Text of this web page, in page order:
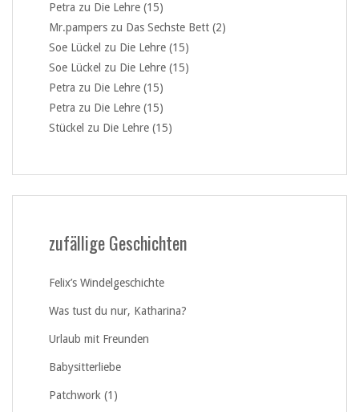
Petra zu Die Lehre (15)
Mr.pampers zu Das Sechste Bett (2)
Soe Lückel zu Die Lehre (15)
Soe Lückel zu Die Lehre (15)
Petra zu Die Lehre (15)
Petra zu Die Lehre (15)
Stückel zu Die Lehre (15)
zufällige Geschichten
Felix’s Windelgeschichte
Was tust du nur, Katharina?
Urlaub mit Freunden
Babysitterliebe
Patchwork (1)